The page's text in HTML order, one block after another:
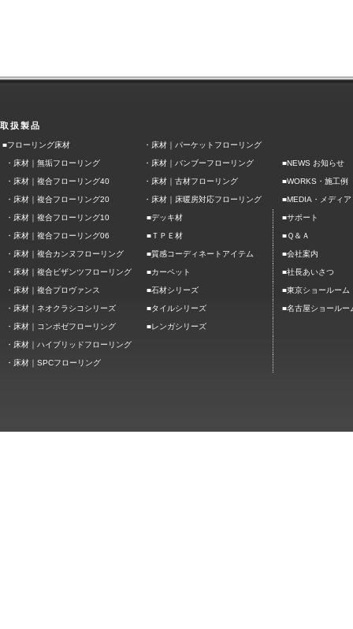
取扱製品
■フローリング床材 ・ 床材｜パーケットフローリング
・ 床材｜無垢フローリング ・ 床材｜バンブーフローリング ■NEWS お知らせ
・ 床材｜複合フローリング40 ・ 床材｜古材フローリング ■WORKS・施工例
・ 床材｜複合フローリング20 ・ 床材｜床暖房対応フローリング ■MEDIA・メディア
・ 床材｜複合フローリング10 ■デッキ材 ■サポート
・ 床材｜複合フローリング06 ■ＴＰＥ材 ■Ｑ＆Ａ
・ 床材｜複合カンヌフローリング ■質感コーディネートアイテム ■会社案内
・ 床材｜複合ビザンツフローリング ■カーペット ■社長あいさつ
・ 床材｜複合プロヴァンス ■石材シリーズ ■東京ショールーム
・ 床材｜ネオクラシコシリーズ ■タイルシリーズ ■名古屋ショールー
・ 床材｜コンポゼフローリング ■レンガシリーズ
・ 床材｜ハイブリッドフローリング
・ 床材｜SPCフローリング